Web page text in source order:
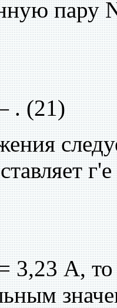
пару
. (21)
3,23 А,